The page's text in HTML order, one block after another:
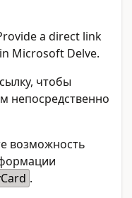
a direct link
Microsoft Delve.
чтобы
непосредственно
возможность
.